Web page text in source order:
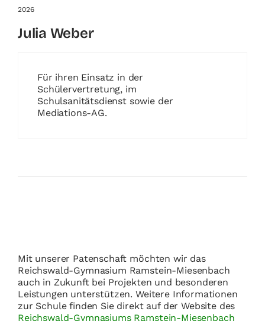
2026
Julia Weber
Für ihren Einsatz in der
Schülervertretung, im
Schulsanitätsdienst sowie der
Mediations-AG.
Mit unserer Patenschaft möchten wir das
Reichswald-Gymnasium Ramstein-Miesenbach
auch in Zukunft bei Projekten und besonderen
Leistungen unterstützen. Weitere Informationen
zur Schule finden Sie direkt auf der Website des
Reichswald-Gymnasiums Ramstein-Miesenbach